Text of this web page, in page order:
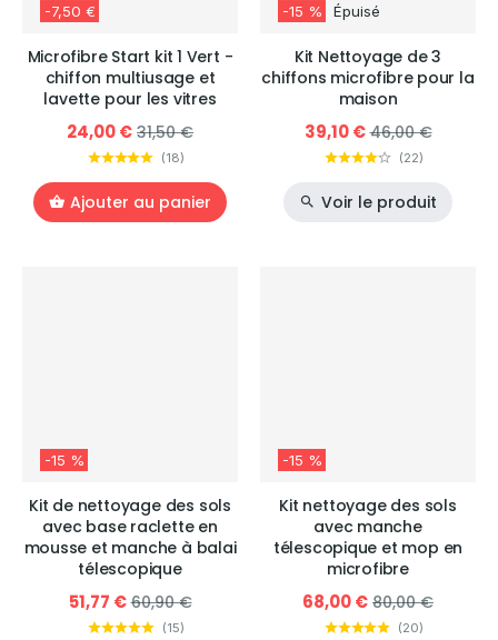
-7,50 €
Microfibre Start kit 1 Vert -
chiffon multiusage et
lavette pour les vitres
24,00 € 31,50 €
(18)
Ajouter au panier
-15 % Épuisé
Kit Nettoyage de 3
chiffons microfibre pour la
maison
39,10 € 46,00 €
(22)
Voir le produit
-15 %
Kit de nettoyage des sols
avec base raclette en
mousse et manche à balai
télescopique
51,77 € 60,90 €
(15)
-15 %
Kit nettoyage des sols
avec manche
télescopique et mop en
microfibre
68,00 € 80,00 €
(20)